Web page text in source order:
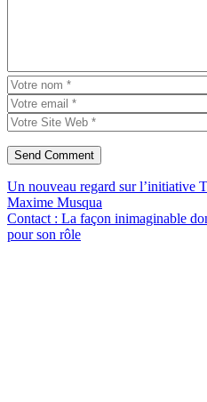
Un nouveau regard sur l’initiative
Maxime Musqua
Contact : La façon inimaginable
pour son rôle